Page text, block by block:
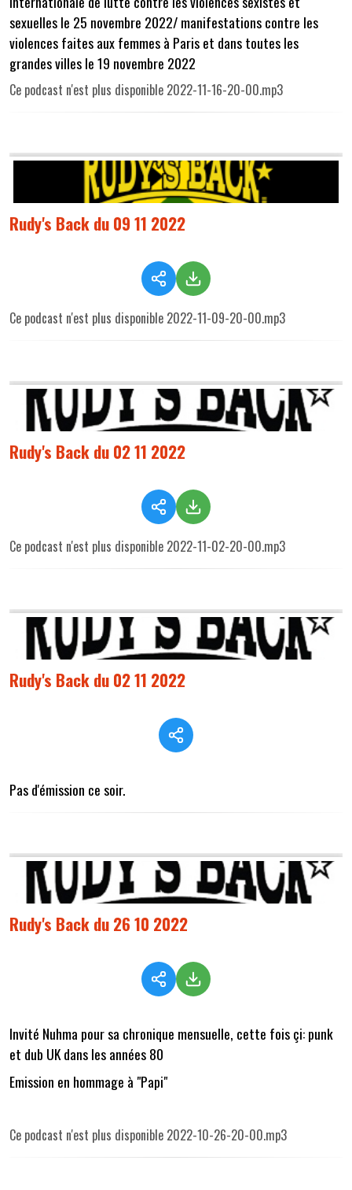
sexuelles le 25 novembre 2022/ manifestations contre les
violences faites aux femmes à Paris et dans toutes les
grandes villes le 19 novembre 2022
Ce podcast n'est plus disponible 2022-11-16-20-00.mp3
Rudy's Back du 09 11 2022
Ce podcast n'est plus disponible 2022-11-09-20-00.mp3
Rudy's Back du 02 11 2022
Ce podcast n'est plus disponible 2022-11-02-20-00.mp3
Rudy's Back du 02 11 2022
Pas d'émission ce soir.
Rudy's Back du 26 10 2022
Invité Nuhma pour sa chronique mensuelle, cette fois çi: punk
et dub UK dans les années 80
Emission en hommage à "Papi"
Ce podcast n'est plus disponible 2022-10-26-20-00.mp3